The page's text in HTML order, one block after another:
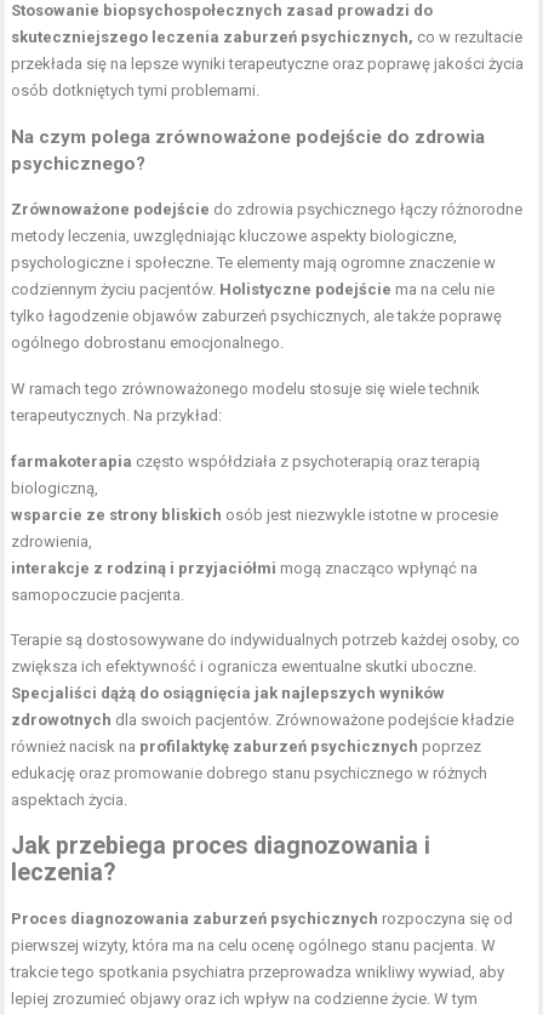
Stosowanie biopsychospołecznych zasad prowadzi do
skuteczniejszego leczenia zaburzeń psychicznych, co w rezultacie
przekłada się na lepsze wyniki terapeutyczne oraz poprawę jakości życia
osób dotkniętych tymi problemami.
Na czym polega zrównoważone podejście do zdrowia
psychicznego?
Zrównoważone podejście do zdrowia psychicznego łączy różnorodne
metody leczenia, uwzględniając kluczowe aspekty biologiczne,
psychologiczne i społeczne. Te elementy mają ogromne znaczenie w
codziennym życiu pacjentów. Holistyczne podejście ma na celu nie
tylko łagodzenie objawów zaburzeń psychicznych, ale także poprawę
ogólnego dobrostanu emocjonalnego.
W ramach tego zrównoważonego modelu stosuje się wiele technik
terapeutycznych. Na przykład:
farmakoterapia często współdziała z psychoterapią oraz terapią
biologiczną,
wsparcie ze strony bliskich osób jest niezwykle istotne w procesie
zdrowienia,
interakcje z rodziną i przyjaciółmi mogą znacząco wpłynąć na
samopoczucie pacjenta.
Terapie są dostosowywane do indywidualnych potrzeb każdej osoby, co
zwiększa ich efektywność i ogranicza ewentualne skutki uboczne.
Specjaliści dążą do osiągnięcia jak najlepszych wyników
zdrowotnych dla swoich pacjentów. Zrównoważone podejście kładzie
również nacisk na profilaktykę zaburzeń psychicznych poprzez
edukację oraz promowanie dobrego stanu psychicznego w różnych
aspektach życia.
Jak przebiega proces diagnozowania i
leczenia?
Proces diagnozowania zaburzeń psychicznych rozpoczyna się od
pierwszej wizyty, która ma na celu ocenę ogólnego stanu pacjenta. W
trakcie tego spotkania psychiatra przeprowadza wnikliwy wywiad, aby
lepiej zrozumieć objawy oraz ich wpływ na codzienne życie. W tym